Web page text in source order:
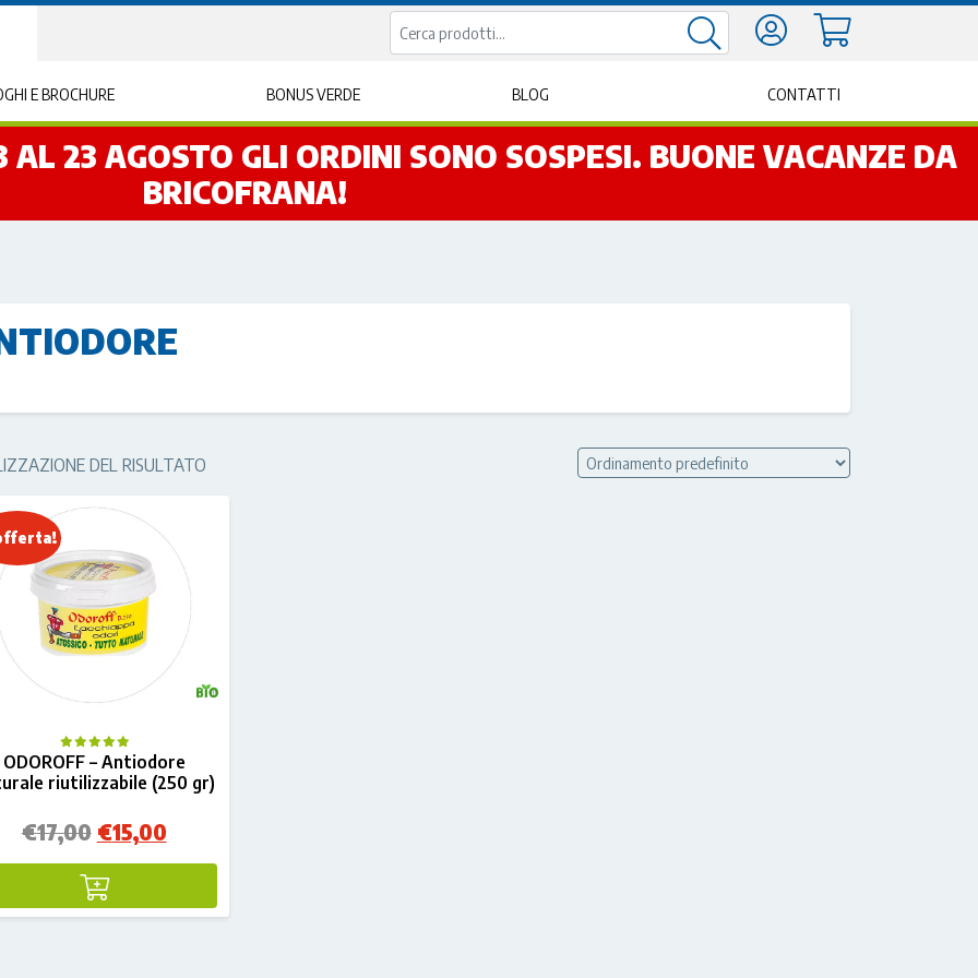
E BROCHURE BONUS VERDE BLOG CONTATTI
23 AGOSTO GLI ORDINI SONO SOSPESI. BUONE VACANZE DA
BRICOFRANA!
DEL RISULTATO
ODOROFF – Antiodore
riutilizzabile (250 gr)
€17,00 Il
prezzo
originale
era:
€17,00.
€15,00Il
attuale
€15,00.